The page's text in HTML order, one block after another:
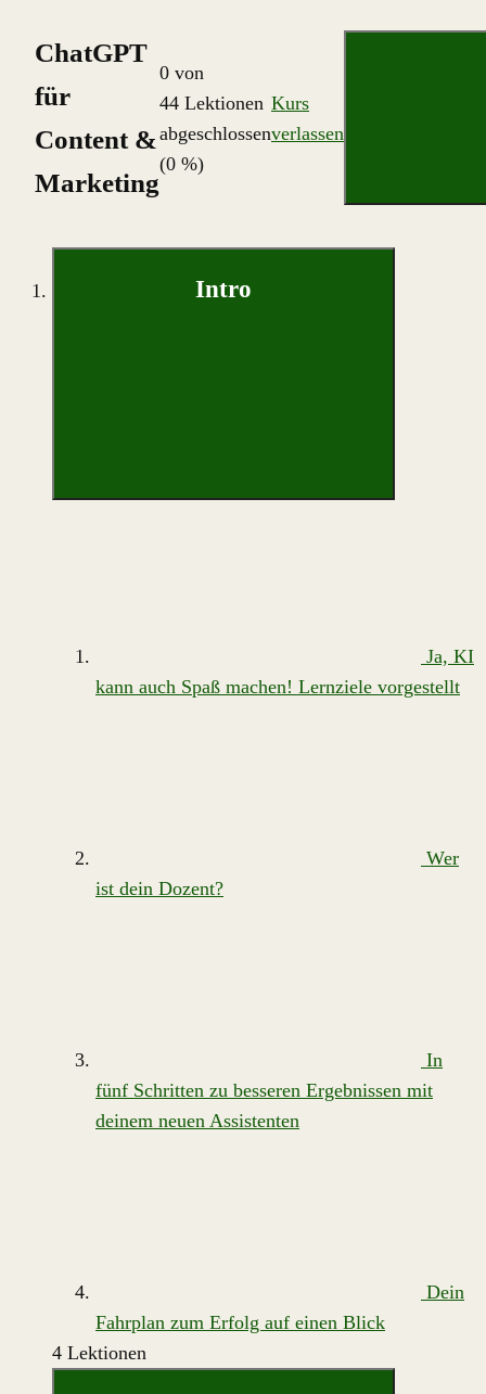
ChatGPT
für
Content &
Marketing
0 von
44 Lektionen
abgeschlossen
(0 %)
Kurs
verlassen
Intro
Ja, KI
kann auch Spaß machen! Lernziele vorgestellt
Wer
ist dein Dozent?
In
fünf Schritten zu besseren Ergebnissen mit
deinem neuen Assistenten
Dein
Fahrplan zum Erfolg auf einen Blick
4 Lektionen